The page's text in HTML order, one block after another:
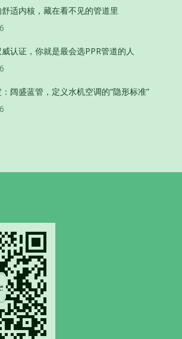
适内核，藏在看不见的管道里
认证，你就是最会选PPR管道的人
阔盛蓝管，定义水机空调的“隐形标准”